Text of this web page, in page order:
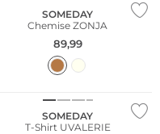
SOMEDAY
Chemise ZONJA
89,99
SOMEDAY
T-Shirt UVALERIE